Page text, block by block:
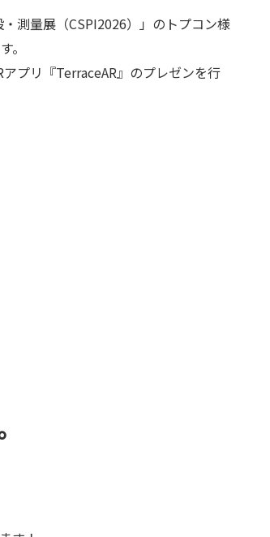
測量展（CSPI2026）」のトプコン様
。
プリ『TerraceAR』のプレゼンを行